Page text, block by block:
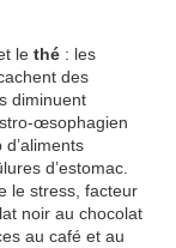
le thé : les
des
diminuent
œsophagien
d’estomac.
le stress, facteur
noir au chocolat
au café et au